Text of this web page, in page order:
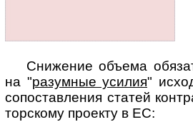
Снижение объема
на "разумные усилия"
сопоставления статей
тор­ско­му проекту в ЕС: